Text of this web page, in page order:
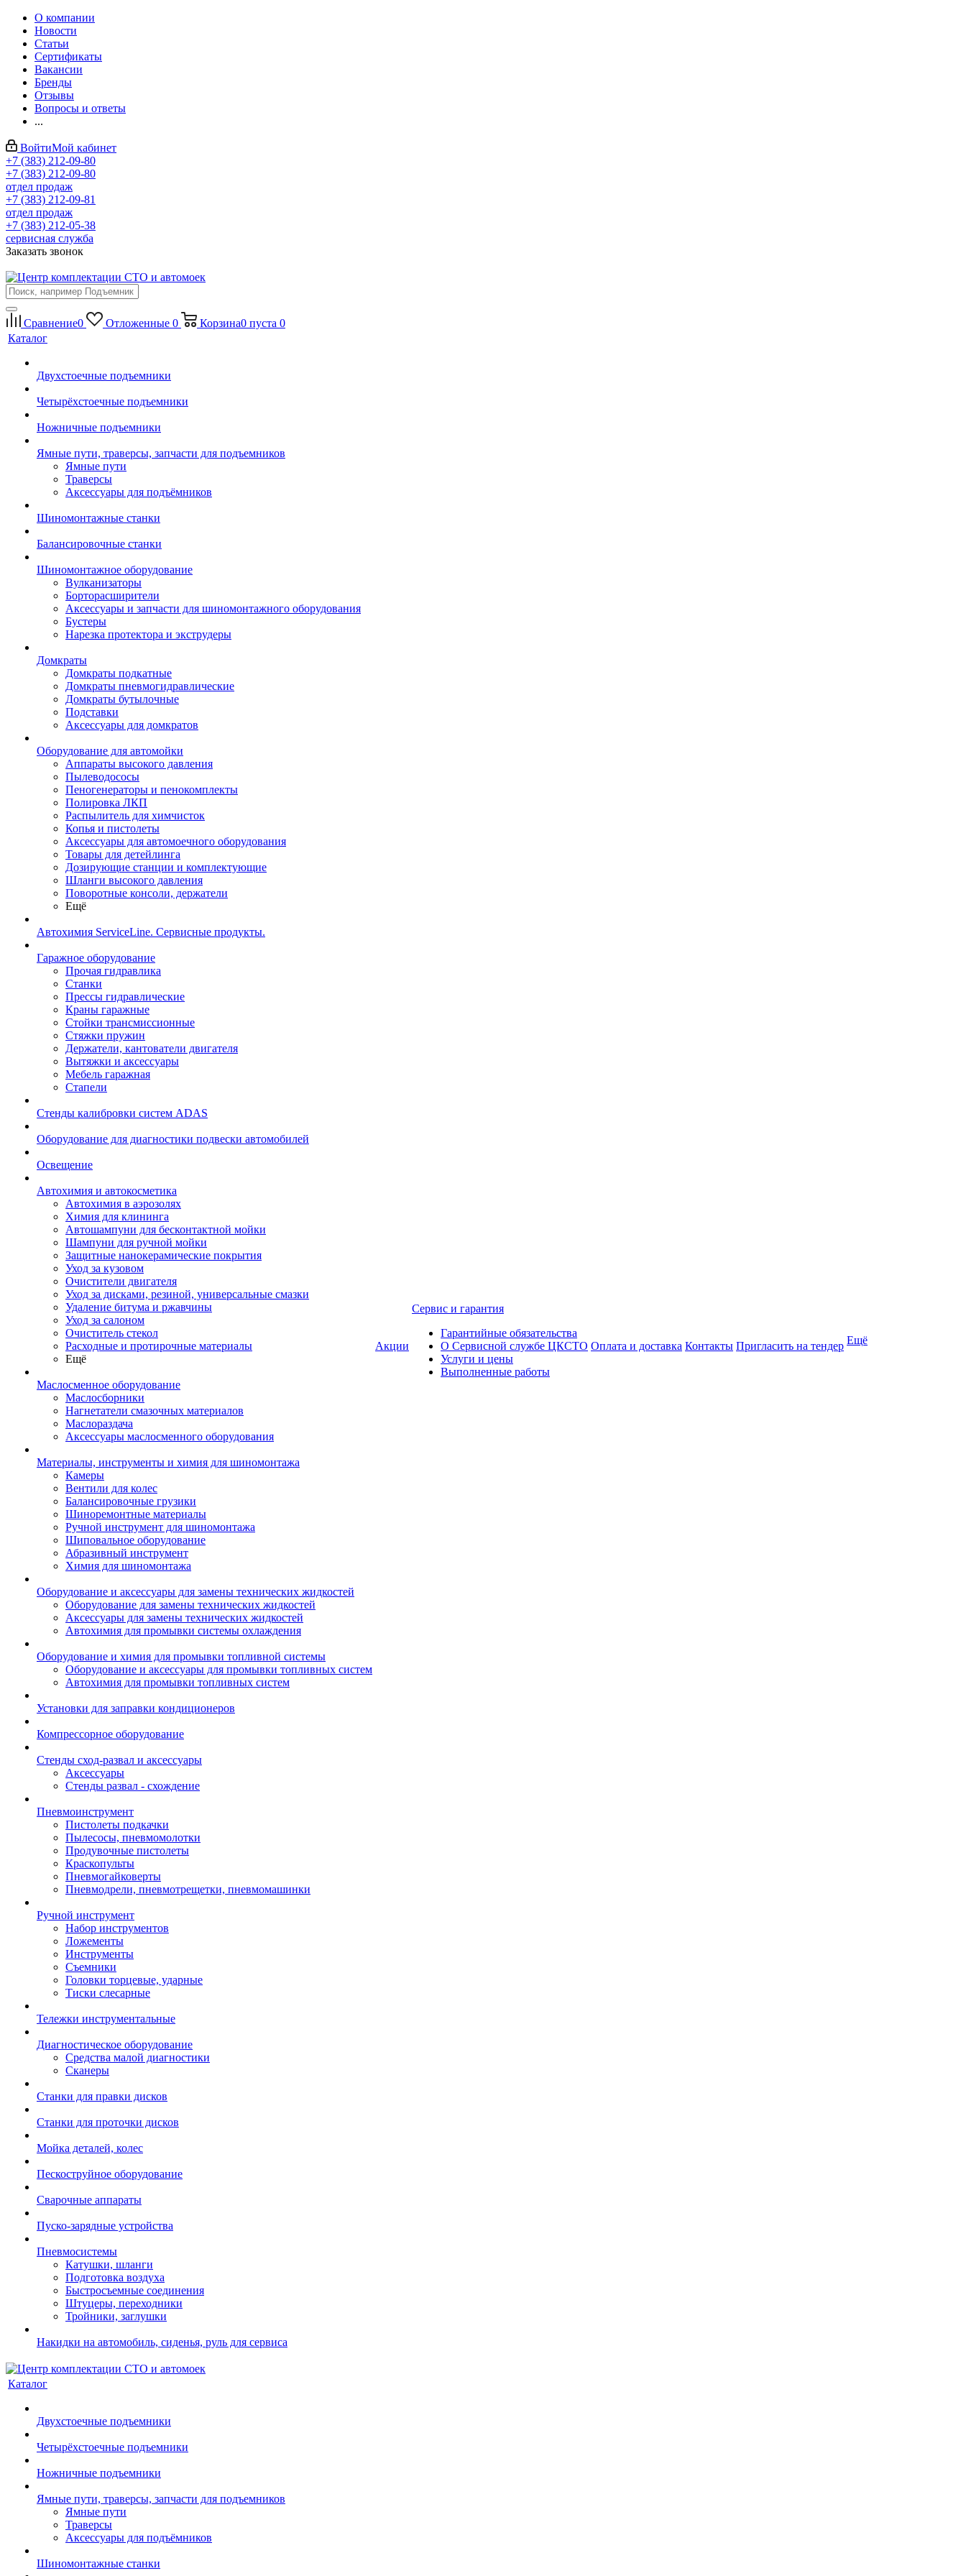
О компании
Новости
Статьи
Сертификаты
Вакансии
Бренды
Отзывы
Вопросы и ответы
...
ВойтиМой кабинет
+7 (383) 212-09-80
+7 (383) 212-09-80
отдел продаж
+7 (383) 212-09-81
отдел продаж
+7 (383) 212-05-38
сервисная служба
Заказать звонок
Сравнение0 Отложенные 0 Корзина0 пуста 0
Каталог
Двухстоечные подъемники
Четырёхстоечные подъемники
Ножничные подъемники
Ямные пути, траверсы, запчасти для подъемников
Ямные пути
Траверсы
Аксессуары для подъёмников
Шиномонтажные станки
Балансировочные станки
Шиномонтажное оборудование
Вулканизаторы
Борторасширители
Аксессуары и запчасти для шиномонтажного оборудования
Бустеры
Нарезка протектора и экструдеры
Домкраты
Домкраты подкатные
Домкраты пневмогидравлические
Домкраты бутылочные
Подставки
Аксессуары для домкратов
Оборудование для автомойки
Аппараты высокого давления
Пылеводососы
Пеногенераторы и пенокомплекты
Полировка ЛКП
Распылитель для химчисток
Копья и пистолеты
Аксессуары для автомоечного оборудования
Товары для детейлинга
Дозирующие станции и комплектующие
Шланги высокого давления
Поворотные консоли, держатели
Ещё
Автохимия ServiceLine. Сервисные продукты.
Гаражное оборудование
Прочая гидравлика
Станки
Прессы гидравлические
Краны гаражные
Стойки трансмиссионные
Стяжки пружин
Держатели, кантователи двигателя
Вытяжки и аксессуары
Мебель гаражная
Стапели
Стенды калибровки систем ADAS
Оборудование для диагностики подвески автомобилей
Освещение
Автохимия и автокосметика
Автохимия в аэрозолях
Химия для клининга
Автошампуни для бесконтактной мойки
Шампуни для ручной мойки
Защитные нанокерамические покрытия
Уход за кузовом
Очистители двигателя
Уход за дисками, резиной, универсальные смазки
Удаление битума и ржавчины
Уход за салоном
Очиститель стекол
Расходные и протирочные материалы
Ещё
Маслосменное оборудование
Маслосборники
Нагнетатели смазочных материалов
Маслораздача
Аксессуары маслосменного оборудования
Материалы, инструменты и химия для шиномонтажа
Камеры
Вентили для колес
Балансировочные грузики
Шиноремонтные материалы
Ручной инструмент для шиномонтажа
Шиповальное оборудование
Абразивный инструмент
Химия для шиномонтажа
Оборудование и аксессуары для замены технических жидкостей
Оборудование для замены технических жидкостей
Аксессуары для замены технических жидкостей
Автохимия для промывки системы охлаждения
Оборудование и химия для промывки топливной системы
Оборудование и аксессуары для промывки топливных систем
Автохимия для промывки топливных систем
Установки для заправки кондиционеров
Компрессорное оборудование
Стенды сход-развал и аксессуары
Аксессуары
Стенды развал - схождение
Пневмоинструмент
Пистолеты подкачки
Пылесосы, пневмомолотки
Продувочные пистолеты
Краскопульты
Пневмогайковерты
Пневмодрели, пневмотрещетки, пневмомашинки
Ручной инструмент
Набор инструментов
Ложементы
Инструменты
Съемники
Головки торцевые, ударные
Тиски слесарные
Тележки инструментальные
Диагностическое оборудование
Средства малой диагностики
Сканеры
Станки для правки дисков
Станки для проточки дисков
Мойка деталей, колес
Пескоструйное оборудование
Сварочные аппараты
Пуско-зарядные устройства
Пневмосистемы
Катушки, шланги
Подготовка воздуха
Быстросъемные соединения
Штуцеры, переходники
Тройники, заглушки
Накидки на автомобиль, сиденья, руль для сервиса
Акции
Сервис и гарантия
Гарантийные обязательства
О Сервисной службе ЦКСТО
Услуги и цены
Выполненные работы
Оплата и доставка Контакты Пригласить на тендер Ещё
Каталог
Двухстоечные подъемники
Четырёхстоечные подъемники
Ножничные подъемники
Ямные пути, траверсы, запчасти для подъемников
Ямные пути
Траверсы
Аксессуары для подъёмников
Шиномонтажные станки